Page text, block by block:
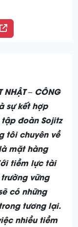
NHẬT – CÔNG
sự kết hợp
đoàn Sojitz
tôi chuyên về
mặt hàng
tiềm lực tài
vững
có những
tương lại.
nhiều tiềm